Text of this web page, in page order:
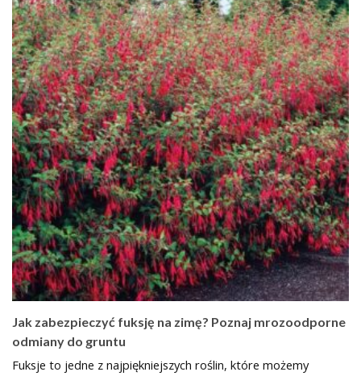
Jak zabezpieczyć fuksję na zimę? Poznaj mrozoodporne
odmiany do gruntu
Fuksje to jedne z najpiękniejszych roślin, które możemy